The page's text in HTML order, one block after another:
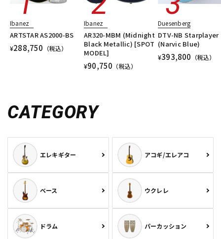
Ibanez
ARTSTAR AS2000-BS
¥288,750 （税込）
Ibanez
AR320-MBM (Midnight
Black Metallic) [SPOT
MODEL]
¥90,750 （税込）
Duesenberg
DTV-NB Starplayer
(Narvic Blue)
¥393,800 （税込）
CATEGORY
エレキギター アコギ/エレアコ
ベース ウクレレ
ドラム パーカッション